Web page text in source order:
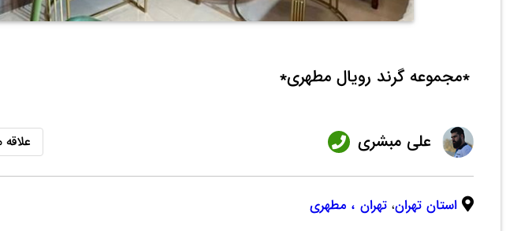
*مجموعه گرند رویال مطهری*
علی مبشری
استان تهران، تهران ، مطهری